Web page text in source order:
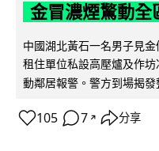
金冒濃煙驚動全
中國湖北黃石一名男子見
租住單位私設高壓爐及作
動鄰居報警。警方到場揭發
105 7 ↗ 分享